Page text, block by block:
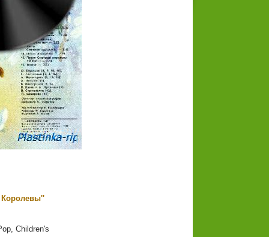
Королевы''
Children's